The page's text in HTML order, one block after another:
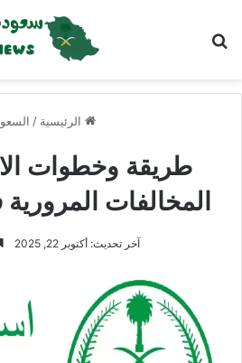
الرئيسية /
طريقة وخطوات
المخالفات
آخر تحديث: أكتوبر 22, 2025